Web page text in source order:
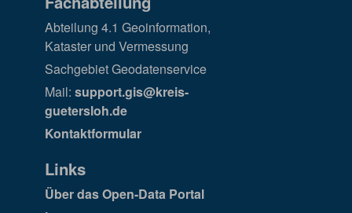
Abteilung 4.1 Geoinformation,
Kataster und Vermessung
Sachgebiet Geodatenservice
Mail: support.gis@kreis-
guetersloh.de
Kontaktformular
Links
Über das Open-Data Portal